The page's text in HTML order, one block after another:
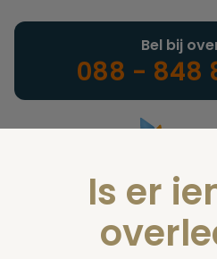
Landelijke
Bel bij
088 - 848
Is er